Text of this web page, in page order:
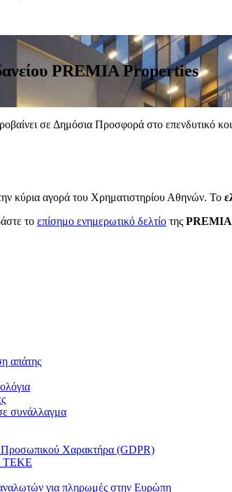
PREMIA Properties
σε Δημόσια Προσφορά στο επενδυτικό
κύρια αγορά του Χρηματιστηρίου Αθηνών. Το
το επίσημο ενημερωτικό δελτίο της PREMIA
απάτης
συνάλλαγμα
Χαρακτήρα (GDPR)
TEKE
για πληρωμές στην Ευρώπη